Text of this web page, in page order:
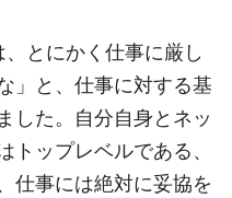
とにかく仕事に厳し
」と、仕事に対する基
した。自分自身とネッ
トップレベルである、
仕事には絶対に妥協を